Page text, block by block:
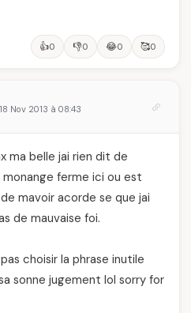
👍0 👎0 😂0 🥰0
Nov 2013 à 08:43
ma belle jai rien dit de
ferme ici ou est
mavoir acorde se que jai
de mauvaise foi.
choisir la phrase inutile
sonne jugement lol sorry for